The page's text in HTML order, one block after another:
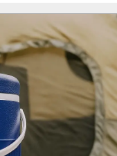
و مشعل
خانه و آشپزخانه
و تجهیزات جانبی
برقی